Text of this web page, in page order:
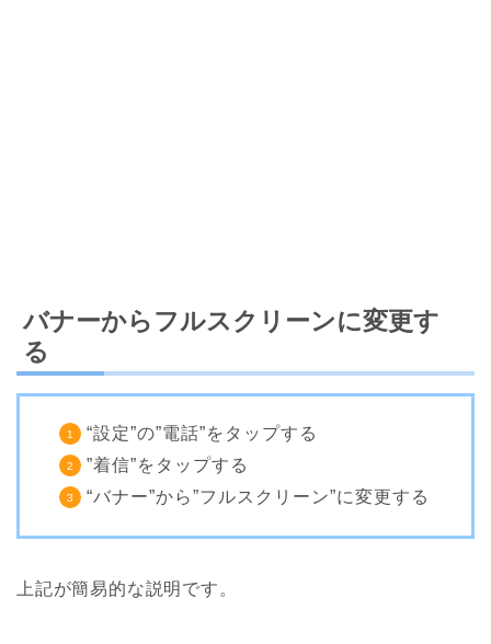
バナーからフルスクリーンに変更す
る
“設定”の”電話”をタップする
”着信”をタップする
“バナー”から”フルスクリーン”に変更する
上記が簡易的な説明です。